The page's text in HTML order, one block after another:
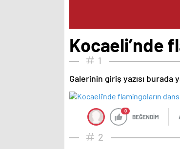
Kocaeli’nde
1
Galerinin giriş yazısı burada
0
BEĞENDİM
2